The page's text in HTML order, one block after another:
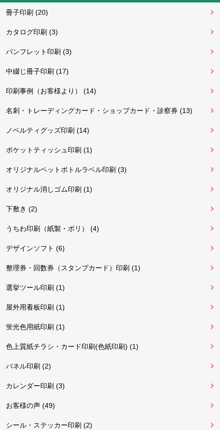
冊子印刷 (20)
カタログ印刷 (3)
パンフレット印刷 (3)
中綴じ冊子印刷 (17)
印刷事例（お客様より） (14)
名刺・トレーディングカード・ショップカード・診察券 (13)
ノベルティグッズ印刷 (14)
ポケットティッシュ印刷 (1)
オリジナルペットボトルラベル印刷 (3)
オリジナル消しゴム印刷 (1)
下敷き (2)
うちわ印刷（紙製・ポリ） (4)
デザインソフト (6)
整理券・回数券（スタンプカード）印刷 (1)
選挙ツール印刷 (1)
屋外用看板印刷 (1)
蛍光色用紙印刷 (1)
色上質紙チラシ・カード印刷(色紙印刷) (1)
パネル印刷 (2)
カレンダー印刷 (3)
お客様の声 (49)
シール・ステッカー印刷 (2)